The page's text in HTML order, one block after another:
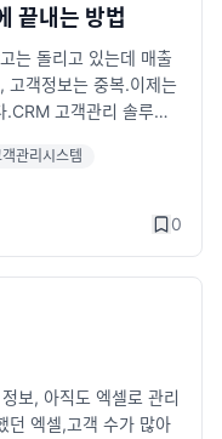
(ad
(10:00~19:00, 주말
이메일 : u2n99_ma
_hxfjVC/chat
끝내는 방법
는 돌리고 있는데 매출
고객정보는 중복.이제는
.CRM 고객관리 솔루션
능문자·알림톡 발송, 유
매출자산’으로 관리하세
샘플 보기: https://1000.
관리시스템
0
보, 아직도 엑셀로 관리
던 엑셀,고객 수가 많아